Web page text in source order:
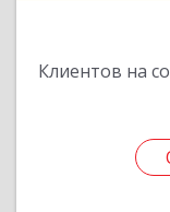
Клиентов на